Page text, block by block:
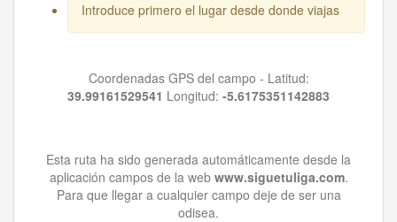
Introduce primero el lugar desde donde viajas
Coordenadas GPS del campo - Latitud:
39.99161529541 Longitud: -5.6175351142883
Esta ruta ha sido generada automáticamente desde la
aplicación campos de la web www.siguetuliga.com.
Para que llegar a cualquier campo deje de ser una
odisea.